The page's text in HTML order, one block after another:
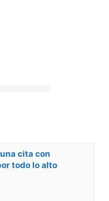
cita con
todo lo alto